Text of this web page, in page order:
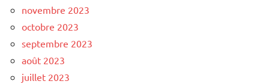
novembre 2023
octobre 2023
septembre 2023
août 2023
juillet 2023